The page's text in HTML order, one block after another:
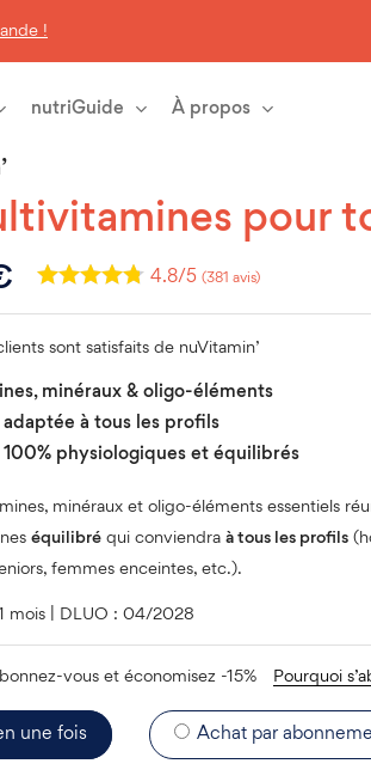
!
nutriGuide À propos
pour
4.8/5 (381 avis)
sont satisfaits de nuVitamin’
minéraux & oligo-éléments
adaptée à tous les profils
100% physiologiques et équilibrés
minéraux et oligo-éléments essentiels
équilibréqui conviendra à tous les profils
femmes enceintes, etc.).
mois | DLUO : 04/2028
vous et économisez -15% Pourquoi
une fois Achat par